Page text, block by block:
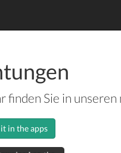
finden Sie in unseren
it in the apps